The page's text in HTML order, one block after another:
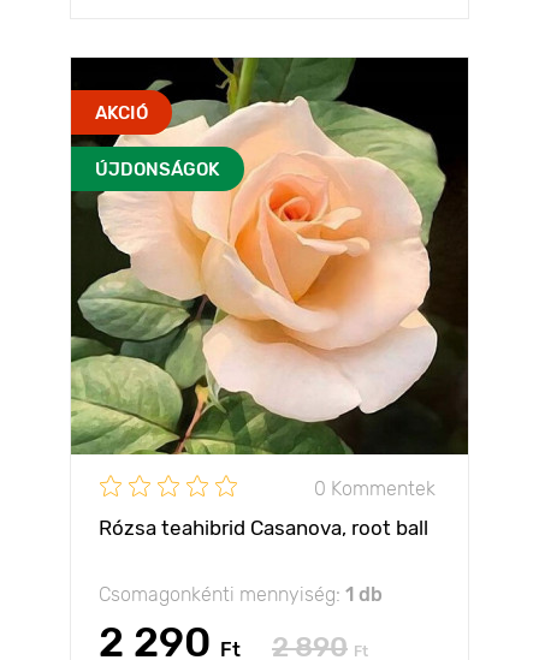
AKCIÓ
ÚJDONSÁGOK
0 Kommentek
Rózsa teahibrid Casanova, root ball
Csomagonkénti mennyiség: 1 db
2 290 Ft 2 890 Ft